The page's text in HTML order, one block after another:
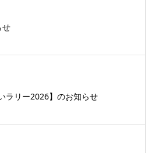
せ
ラリー2026】のお知らせ